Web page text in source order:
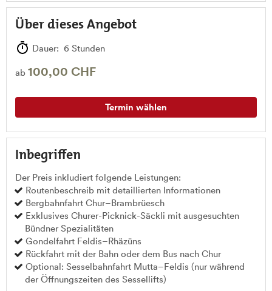
Über dieses Angebot
Dauer: 6 Stunden
ab 100,00 CHF
Termin wählen
Inbegriffen
Der Preis inkludiert folgende Leistungen:
Routenbeschreib mit detaillierten Informationen
Bergbahnfahrt Chur–Brambrüesch
Exklusives Churer-Picknick-Säckli mit ausgesuchten
Bündner Spezialitäten
Gondelfahrt Feldis–Rhäzüns
Rückfahrt mit der Bahn oder dem Bus nach Chur
Optional: Sesselbahnfahrt Mutta–Feldis (nur während
der Öffnungszeiten des Sessellifts)